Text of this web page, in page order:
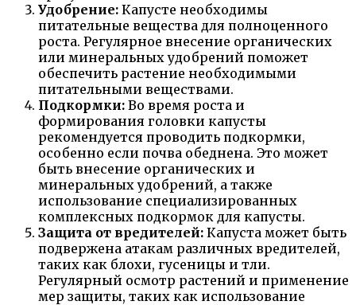
Удобрение: Капусте необходимы
питательные вещества для полноценного
роста. Регулярное внесение органических
или минеральных удобрений поможет
обеспечить растение необходимыми
питательными веществами.
Подкормки: Во время роста и
формирования головки капусты
рекомендуется проводить подкормки,
особенно если почва обеднена. Это может
быть внесение органических и
минеральных удобрений, а также
использование специализированных
комплексных подкормок для капусты.
Защита от вредителей: Капуста может быть
подвержена атакам различных вредителей,
таких как блохи, гусеницы и тли.
Регулярный осмотр растений и применение
мер защиты, таких как использование